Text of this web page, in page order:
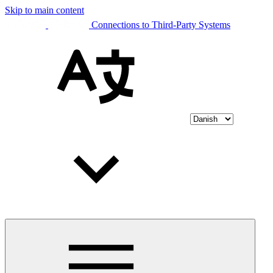
Skip to main content
Connections to Third-Party Systems